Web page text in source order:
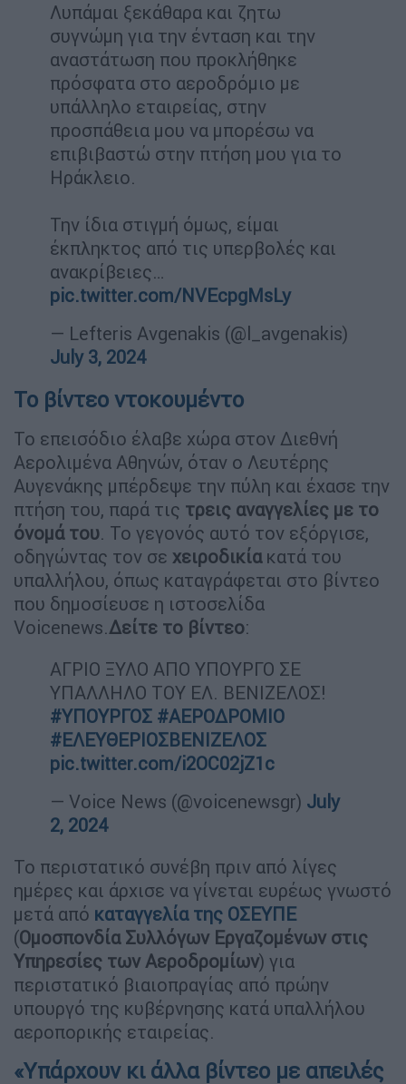
Λυπάμαι ξεκάθαρα και ζητω
συγνώμη για την ένταση και την
αναστάτωση που προκλήθηκε
πρόσφατα στο αεροδρόμιο με
υπάλληλο εταιρείας, στην
προσπάθεια μου να μπορέσω να
επιβιβαστώ στην πτήση μου για το
Ηράκλειο.
Την ίδια στιγμή όμως, είμαι
έκπληκτος από τις υπερβολές και
ανακρίβειες…
pic.twitter.com/NVEcpgMsLy
— Lefteris Avgenakis (@l_avgenakis)
July 3, 2024
Το βίντεο ντοκουμέντο
Το επεισόδιο έλαβε χώρα στον Διεθνή
Αερολιμένα Αθηνών, όταν ο Λευτέρης
Αυγενάκης μπέρδεψε την πύλη και έχασε την
πτήση του, παρά τις τρεις αναγγελίες με το
όνομά του. Το γεγονός αυτό τον εξόργισε,
οδηγώντας τον σε χειροδικίακατά του
υπαλλήλου, όπως καταγράφεται στο βίντεο
που δημοσίευσε η ιστοσελίδα
Voicenews.Δείτε το βίντεο:
ΑΓΡΙΟ ΞΥΛΟ ΑΠΟ ΥΠΟΥΡΓΟ ΣΕ
ΥΠΑΛΛΗΛΟ ΤΟΥ ΕΛ. ΒΕΝΙΖΕΛΟΣ!
#ΥΠΟΥΡΓΟΣ #ΑΕΡΟΔΡΟΜΙΟ
#ΕΛΕΥΘΕΡΙΟΣΒΕΝΙΖΕΛΟΣ
pic.twitter.com/i2OC02jZ1c
— Voice News (@voicenewsgr) July
2, 2024
Το περιστατικό συνέβη πριν από λίγες
ημέρες και άρχισε να γίνεται ευρέως γνωστό
μετά από καταγγελία της ΟΣΕΥΠΕ
(Ομοσπονδία Συλλόγων Εργαζομένων στις
Υπηρεσίες των Αεροδρομίων) για
περιστατικό βιαιοπραγίας από πρώην
υπουργό της κυβέρνησης κατά υπαλλήλου
αεροπορικής εταιρείας.
«Υπάρχουν κι άλλα βίντεο με απειλές